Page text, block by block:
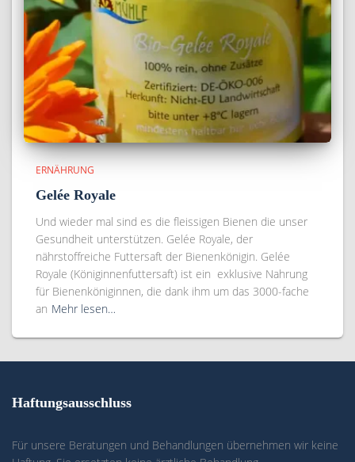
ERNÄHRUNG
Gelée Royale
Und wieder mal sind es die fleissigen Bienen die unser
Gesundheit unterstützen. Gelée Royale, der
nährstoffreiche Futtersaft der Bienenkönigin. Gelée
Royale (Königinnenfuttersaft) ist ein exklusive Nahrung
für Bienenköniginnen, die dank ihm um das 3000-fache
an Mehr lesen…
Haftungsausschluss
Für unsere Beratungen und Behandlungen übernehmen wir keine